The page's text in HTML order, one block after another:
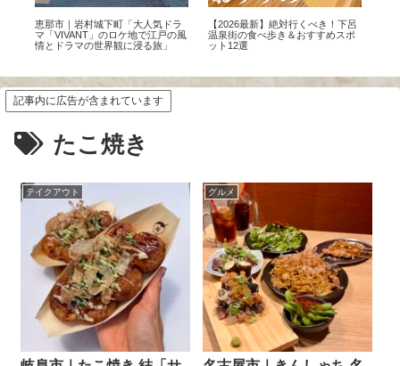
恵那市｜岩村城下町「大人気ドラ
マ「VIVANT」のロケ地で江戸の風
情とドラマの世界観に浸る旅」
【2026最新】絶対行くべき！下呂
温泉街の食べ歩き＆おすすめスポ
ット12選
記事内に広告が含まれています
たこ焼き
テイクアウト グルメ